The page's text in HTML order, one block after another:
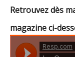
Retrouvez dès
magazine ci-